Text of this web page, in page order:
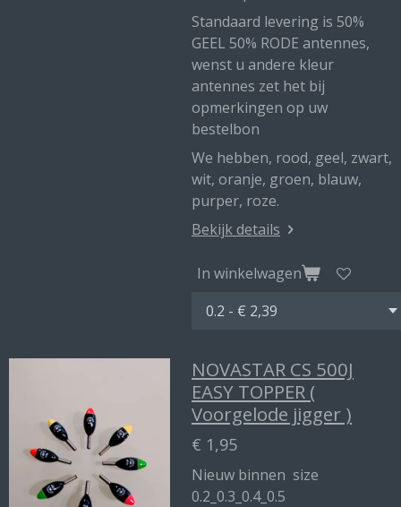
Standaard levering is 50%
GEEL 50% RODE antennes,
wenst u andere kleur
antennes zet het bij
opmerkingen op uw
bestelbon
We hebben, rood, geel, zwart,
wit, oranje, groen, blauw,
purper, roze.
Bekijk details
In winkelwagen
NOVASTAR CS 500J
EASY TOPPER (
Voorgelode jigger )
€ 1,95
Nieuw binnen size
0.2_0.3_0.4_0.5